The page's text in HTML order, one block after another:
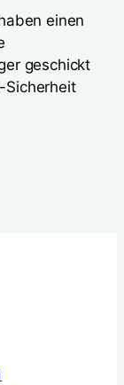
einen
geschickt
Sicherheit